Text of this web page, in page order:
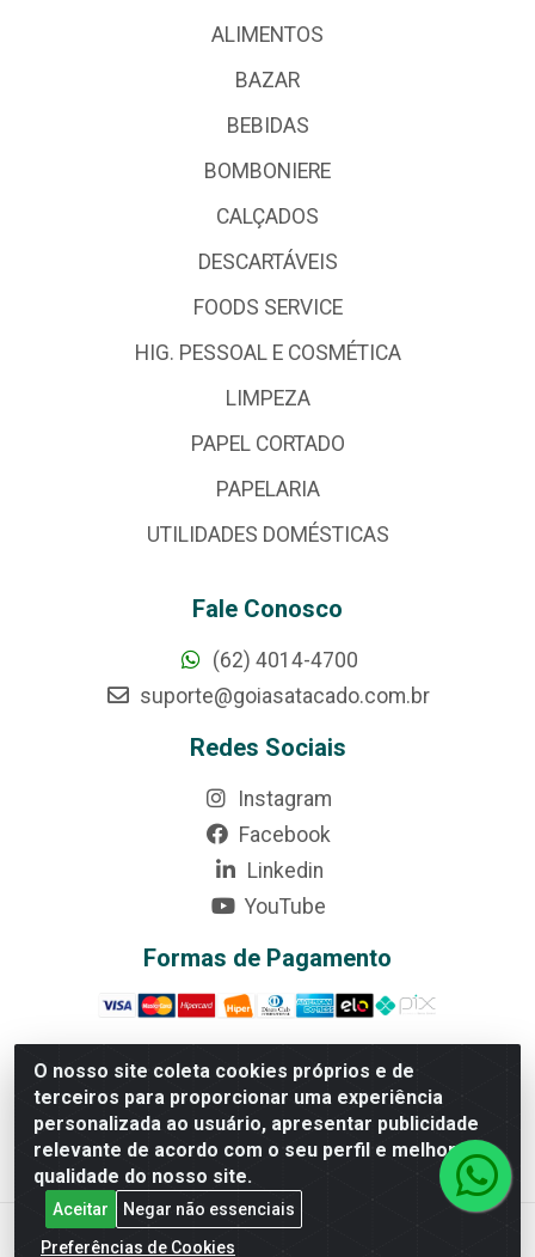
O nosso site coleta cookies próprios e de
terceiros para proporcionar uma experiência
personalizada ao usuário, apresentar publicidade
relevante de acordo com o seu perfil e melhorar a
qualidade do nosso site.
Aceitar
Negar não essenciais
Preferências de Cookies
ALIMENTOS
BAZAR
BEBIDAS
BOMBONIERE
CALÇADOS
DESCARTÁVEIS
FOODS SERVICE
HIG. PESSOAL E COSMÉTICA
LIMPEZA
PAPEL CORTADO
PAPELARIA
UTILIDADES DOMÉSTICAS
Fale Conosco
(62) 4014-4700
suporte@goiasatacado.com.br
Redes Sociais
Instagram
Facebook
Linkedin
YouTube
Formas de Pagamento
Rede Brasil - Avenida Universitária, nº 3860, Jardim das
Américas II Etapa - Anápolis/GO - CEP 75070-415 -
CNPJ 07.728.073/0002-24